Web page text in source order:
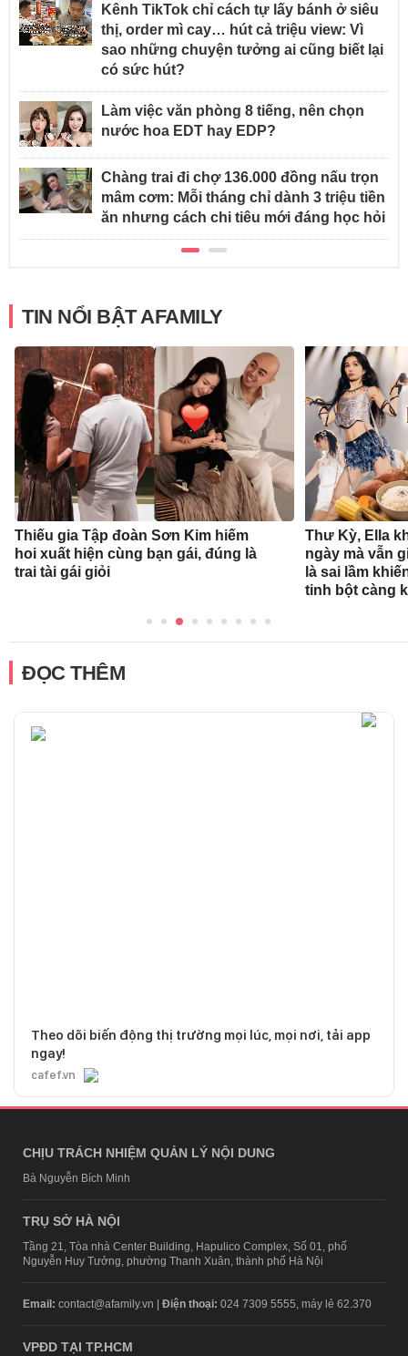
Kênh TikTok chỉ cách tự lấy bánh ở siêu
thị, order mì cay… hút cả triệu view: Vì
sao những chuyện tưởng ai cũng biết lại
có sức hút?
Làm việc văn phòng 8 tiếng, nên chọn
nước hoa EDT hay EDP?
Chàng trai đi chợ 136.000 đồng nấu trọn
mâm cơm: Mỗi tháng chỉ dành 3 triệu tiền
ăn nhưng cách chi tiêu mới đáng học hỏi
TIN NỔI BẬT AFAMILY
Thiếu gia Tập đoàn Sơn Kim hiếm
hoi xuất hiện cùng bạn gái, đúng là
trai tài gái giỏi
Thư Kỳ, Ella
ngày mà vẫn
là sai lầm
tinh bột càng
ĐỌC THÊM
Theo dõi biến động thị trường mọi lúc, mọi nơi, tải app
ngay!
cafef.vn
CHỊU TRÁCH NHIỆM QUẢN LÝ NỘI DUNG
Bà Nguyễn Bích Minh
TRỤ SỞ HÀ NỘI
Tầng 21, Tòa nhà Center Building, Hapulico Complex, Số 01, phố
Nguyễn Huy Tưởng, phường Thanh Xuân, thành phố Hà Nội
Email: contact@afamily.vn | Điện thoại: 024 7309 5555, máy lẻ 62.370
VPĐD TẠI TP.HCM